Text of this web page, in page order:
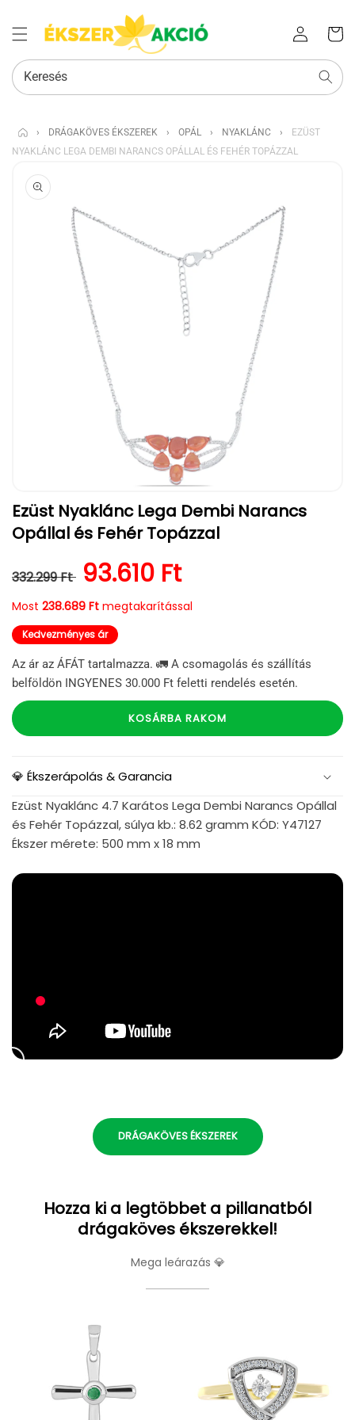
Bejelentkezés
kosara
Keresés
› DRÁGAKÖVES ÉKSZEREK › OPÁL › NYAKLÁNC ›
EZÜST
NYAKLÁNC LEGA DEMBI NARANCS OPÁLLAL ÉS FEHÉR TOPÁZZAL
UGRÁS A
TERMÉKADATOKRA
médiafájl
megnyitása
a
modális
Ezüst Nyaklánc Lega Dembi Narancs
Opállal és Fehér Topázzal
Normál ár
332.299 Ft Kedvezményes ár
93.610 Ft
Most 238.689 Ft megtakarítással
Kedvezményes ár
Az ár az ÁFÁT tartalmazza. 🚛 A csomagolás és szállítás
belföldön INGYENES 30.000 Ft feletti rendelés esetén.
KOSÁRBA RAKOM
💎 Ékszerápolás & Garancia
Ezüst Nyaklánc 4.7 Karátos Lega Dembi Narancs Opállal
és Fehér Topázzal, súlya kb.: 8.62 gramm KÓD: Y47127
Ékszer mérete: 500 mm x 18 mm
DRÁGAKÖVES ÉKSZEREK
Hozza ki a legtöbbet a pillanatból
drágaköves ékszerekkel!
Mega leárazás 💎